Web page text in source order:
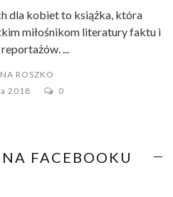
dla kobiet to książka, która
miłośnikom literatury faktu i
...
ROSZKO
2018
0
FACEBOOKU